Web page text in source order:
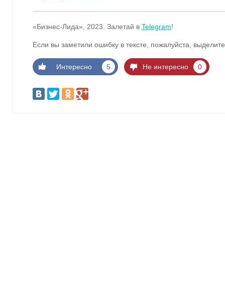
«Бизнес-Лида», 2023. Залетай в Telegram!
Если вы заметили ошибку в тексте, пожалуйста,
Интересно 5 Не интересно 0